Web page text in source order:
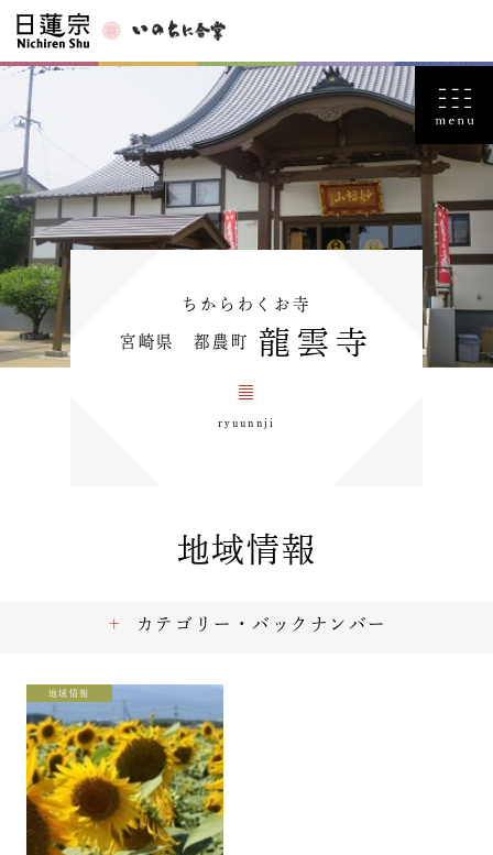
ちからわくお寺
宮崎県 都農町 龍雲寺
ryuunnji
地域情報
地域情報
カテゴリー・バックナンバー